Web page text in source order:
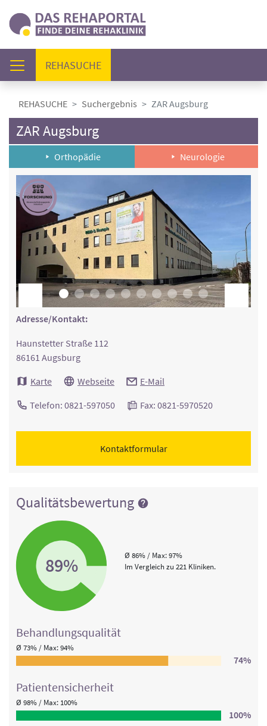
REHASUCHE(AKTUELL)
REHASUCHE Suchergebnis ZAR Augsburg
ZAR Augsburg
Orthopädie Neurologie
Adresse/Kontakt:
Haunstetter Straße 112
86161 Augsburg
Karte
Webseite E-Mail
Telefon: 0821-597050 Fax: 0821-5970520
Kontaktformular
Qualitätsbewertung
89%
Ø 86% / Max: 97%
Im Vergleich zu 221 Kliniken.
Behandlungs­qualität
Ø 73% / Max: 94%
74%
Patienten­sicherheit
Ø 98% / Max: 100%
100%